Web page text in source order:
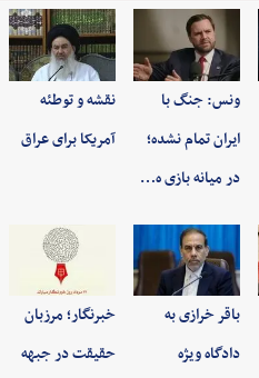
ونس: جنگ با
ایران تمام نشده؛
در میانه بازی ه…
نقشه و توطئه
آمریکا برای عراق
باقر خرازی به
دادگاه ویژه
خبرنگار؛ مرزبان
حقیقت در جبهه